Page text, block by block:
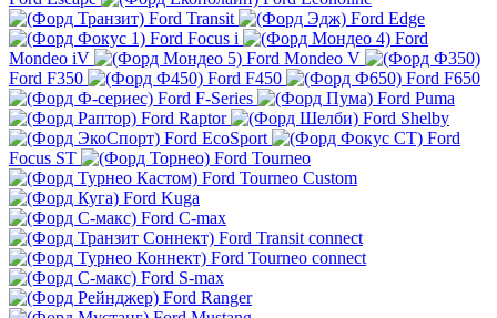
Ford Transit
Ford Edge
Ford Focus i
Ford
Mondeo iV
Ford Mondeo V
Ford F350
Ford F450
Ford F650
Ford F-Series
Ford Puma
Ford Raptor
Ford Shelby
Ford EcoSport
Ford
Focus ST
Ford Tourneo
Ford Tourneo Custom
Ford Kuga
Ford C-max
Ford Transit connect
Ford Tourneo connect
Ford S-max
Ford Ranger